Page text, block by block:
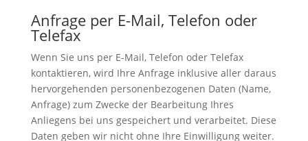
Anfrage per E-Mail, Telefon oder
Telefax
Wenn Sie uns per E-Mail, Telefon oder Telefax
kontaktieren, wird Ihre Anfrage inklusive aller daraus
hervorgehenden personenbezogenen Daten (Name,
Anfrage) zum Zwecke der Bearbeitung Ihres
Anliegens bei uns gespeichert und verarbeitet. Diese
Daten geben wir nicht ohne Ihre Einwilligung weiter.